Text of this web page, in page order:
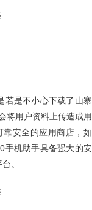
若是不小心下载了山寨
将用户资料上传造成用
靠安全的应用商店，如
手机助手具备强大的安
。